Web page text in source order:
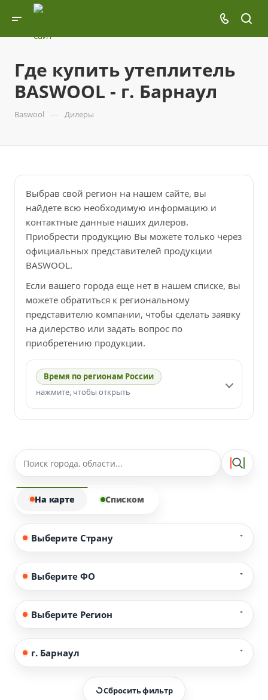
Где купить утеплитель
BASWOOL - г. Барнаул
Baswool — Дилеры
Выбрав свой регион на нашем сайте, вы
найдете всю необходимую информацию и
контактные данные наших дилеров.
Приобрести продукцию Вы можете только через
официальных представителей продукции
BASWOOL.
Если вашего города еще нет в нашем списке, вы
можете обратиться к региональному
представителю компании, чтобы сделать заявку
на дилерство или задать вопрос по
приобретению продукции.
Время по регионам России
нажмите, чтобы открыть
На карте Списком
Выберите Страну
Выберите ФО
Выберите Регион
г. Барнаул
Сбросить фильтр